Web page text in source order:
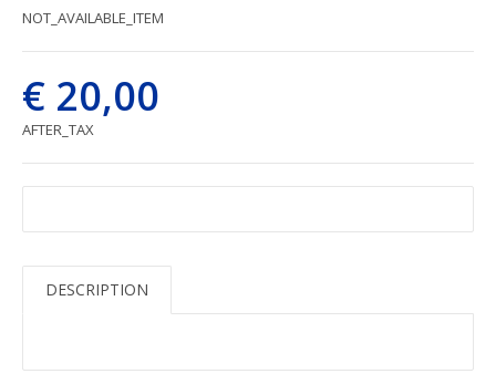
NOT_AVAILABLE_ITEM
€ 20,00
AFTER_TAX
DESCRIPTION